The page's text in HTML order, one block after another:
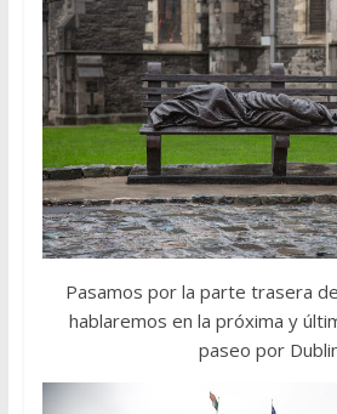
Pasamos por la parte trasera
hablaremos en la próxima y
paseo por